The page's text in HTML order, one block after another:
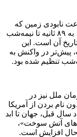
نابودی زمین که
توسط بولتن دانشمندان اتمی تنظیم می‌شود، به ۸۹ ثانیه تا نیمه‌شب
زمان در طول ۷۸ سال تاریخ آن است. این
پیش‌تر در واکنش به
ملل نیز در
نام بردن از آمریکا
سال قبل، جهان تا ابد
آتش سوخت»،
افزایش است.